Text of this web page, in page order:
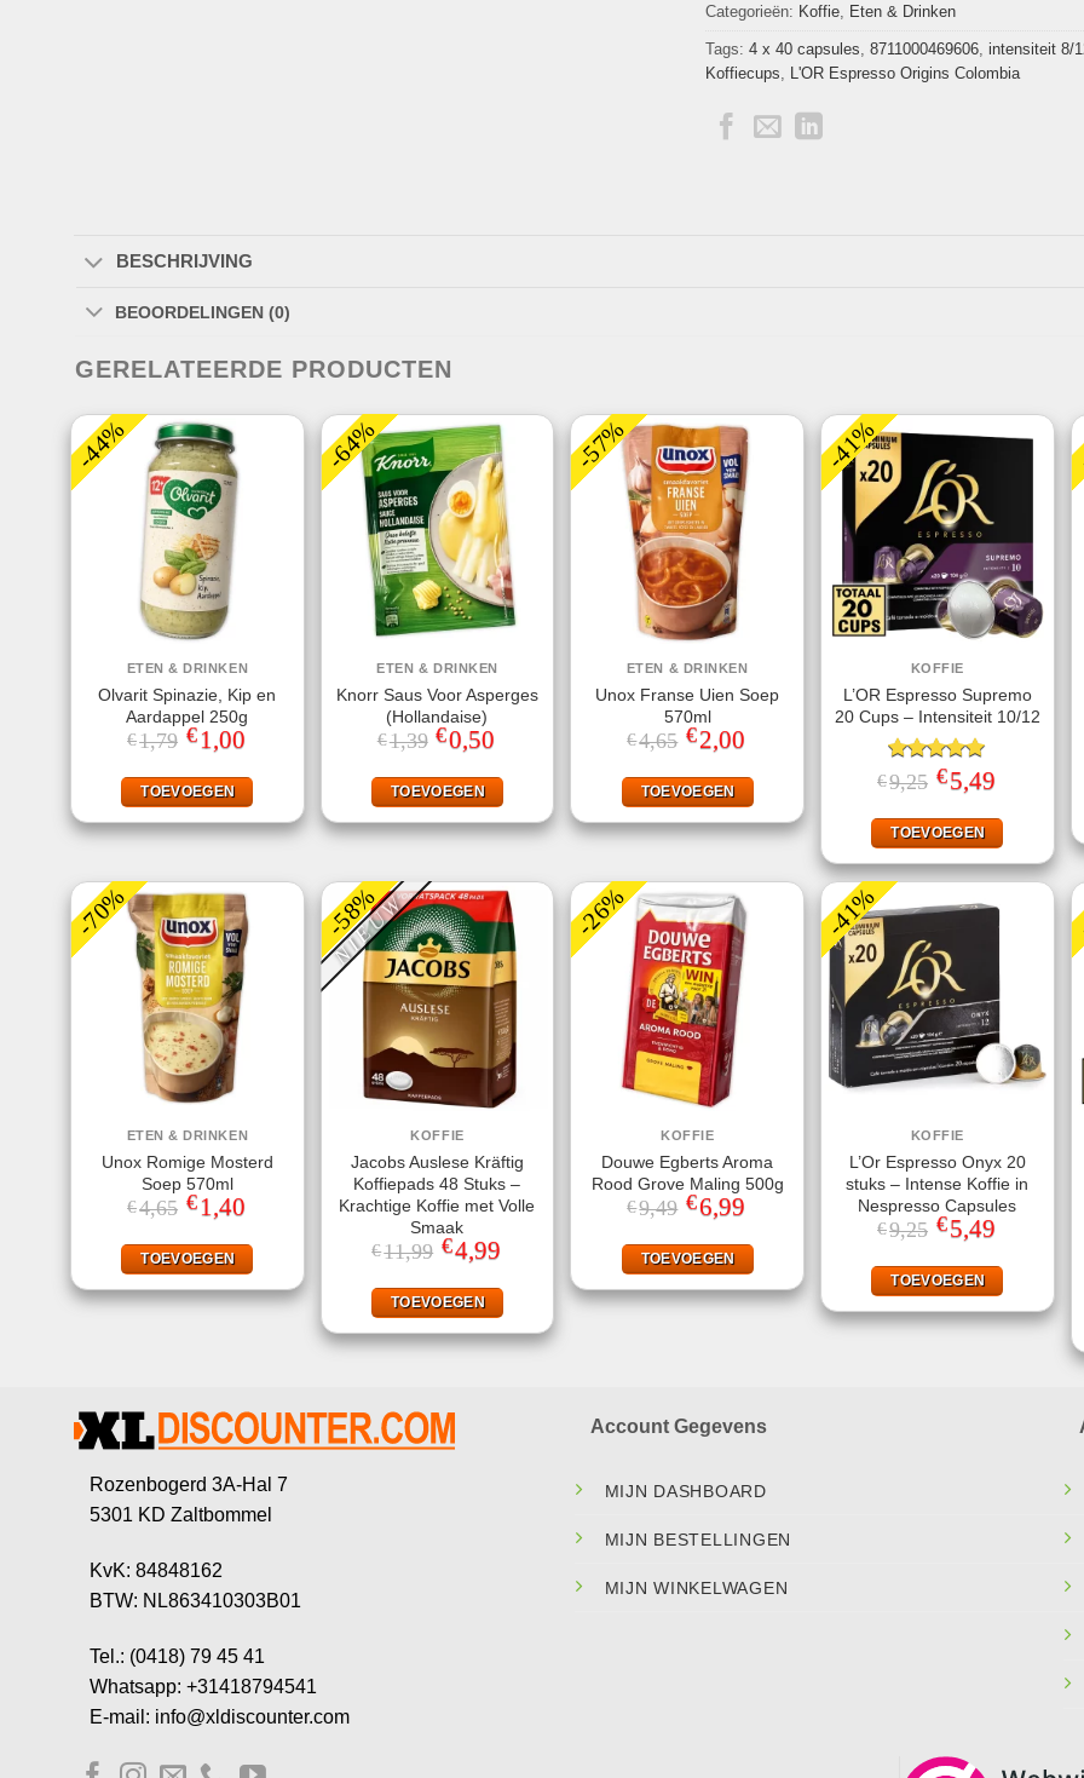
Categorieën: Koffie, Eten & Drinken
Tags: 4 x 40 capsules 8711000469606, intensiteit 8/
Koffiecups
L'OR Espresso Origins Colombia
BESCHRIJVING
BEOORDELINGEN (0)
GERELATEERDE PRODUCTEN
-44%
ETEN & DRINKEN
Olvarit Spinazie, Kip en
Aardappel 250g
€1,79 Oorspronkelijke
prijs
€1,79.
€ 1,00Huidige
€1,00.
TOEVOEGEN
-64%
ETEN & DRINKEN
Knorr Saus Voor Asperges
(Hollandaise)
€1,39 Oorspronkelijke
prijs
€1,39.
€0,50
€0,50.
TOEVOEGEN
-57%
ETEN & DRINKEN
Unox Franse Uien Soep
570ml
€4,65 Oorspronkelijke
prijs
€4,65.
€2,00Huidige
€2,00.
TOEVOEGEN
-41%
KOFFIE
L’OR Espresso Supremo
20 Cups – Intensiteit 10/12
Gewaardeerd
5.00uit 5
€9,25 Oorspronkelijke
prijs
€9,25.
€5,49Huidige
€5,49.
TOEVOEGEN
-70%
ETEN & DRINKEN
Unox Romige Mosterd
Soep 570ml
€4,65 Oorspronkelijke
prijs
€4,65.
€ 1,40Huidige
€1,40.
TOEVOEGEN
-58%
NIEUW
KOFFIE
Jacobs Auslese Kräftig
Koffiepads 48 Stuks –
Krachtige Koffie met Volle
Smaak
€11,99 Oorspronkelijke
prijs
€11,99.
€4,99Huidige
€4,99.
TOEVOEGEN
-26%
KOFFIE
Douwe Egberts Aroma
Rood Grove Maling 500g
€9,49 Oorspronkelijke
prijs
€9,49.
€6,99Huidige
€6,99.
TOEVOEGEN
-41%
KOFFIE
L’Or Espresso Onyx 20
stuks – Intense Koffie in
Nespresso Capsules
€9,25 Oorspronkelijke
prijs
€9,25.
€5,49Huidige
€5,49.
TOEVOEGEN
Rozenbogerd 3A-Hal 7
5301 KD Zaltbommel
KvK: 84848162
BTW: NL863410303B01
Tel.: (0418) 79 45 41
Whatsapp: +31418794541
E-mail: info@xldiscounter.com
Account Gegevens
MIJN DASHBOARD
MIJN BESTELLINGEN
MIJN WINKELWAGEN